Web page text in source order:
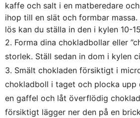
kaffe och salt i en matberedare
ihop till en slät och formbar massa.
lös kan du ställa in den i kylen 10-
2. Forma dina chokladbollar eller
storlek. Ställ sedan in dom i kylen
3. Smält chokladen försiktigt i
chokladboll i taget och plocka upp
en gaffel och låt överflödig
försiktigt lägger ner den på en